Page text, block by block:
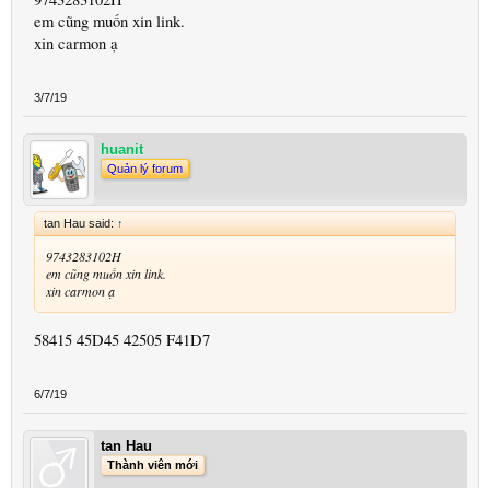
em cũng muốn xin link.
xin carmon ạ
3/7/19
huanit
Quản lý forum
tan Hau said: ↑
9743283102H
em cũng muốn xin link.
xin carmon ạ
58415 45D45 42505 F41D7
6/7/19
tan Hau
Thành viên mới